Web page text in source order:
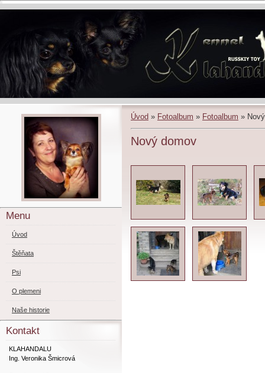
Úvod » Fotoalbum » Fotoalbum »
Nový domov
Menu
Úvod
Štěňata
Psi
O plemeni
Naše historie
Kontakt
KLAHANDALU
Ing. Veronika Šmicrová